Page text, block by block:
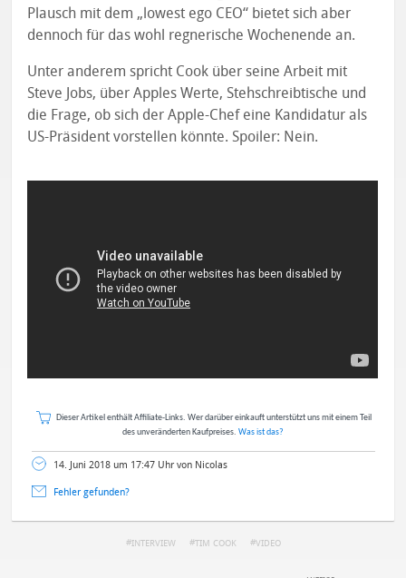
Plausch mit dem „lowest ego CEO“ bietet sich aber
dennoch für das wohl regnerische Wochenende an.
Unter anderem spricht Cook über seine Arbeit mit
Steve Jobs, über Apples Werte, Stehschreibtische und
die Frage, ob sich der Apple-Chef eine Kandidatur als
US-Präsident vorstellen könnte. Spoiler: Nein.
Dieser Artikel enthält Affiliate-Links. Wer darüber einkauft unterstützt uns mit einem Teil
des unveränderten Kaufpreises. Was ist das?
14. Juni 2018 um 17:47 Uhr von Nicolas
Fehler gefunden?
INTERVIEW TIM COOK VIDEO